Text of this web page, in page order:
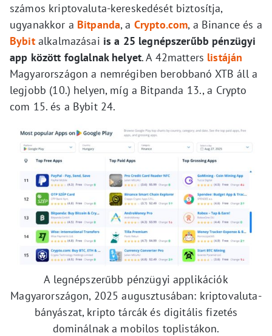
számos kriptovaluta-kereskedését biztosítja,
ugyanakkor a Bitpanda, a Crypto.com, a Binance és a
Bybitalkalmazásai is a 25 legnépszerűbb pénzügyi
app között foglalnak helyet. A 42matters listáján
Magyarországon a nemrégiben berobbanó XTB áll a
legjobb (10.) helyen, míg a Bitpanda 13., a Crypto
com 15. és a Bybit 24.
A legnépszerűbb pénzügyi applikációk
Magyarországon, 2025 augusztusában: kriptovaluta-
bányászat, kripto tárcák és digitális fizetés
dominálnak a mobilos toplistákon.